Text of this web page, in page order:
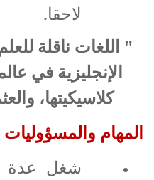
لاحقا.
" اللغات ناقلة
الإنجليزية في
كلاسيكيتها،
المهام والمسؤوليات
شغل عدة